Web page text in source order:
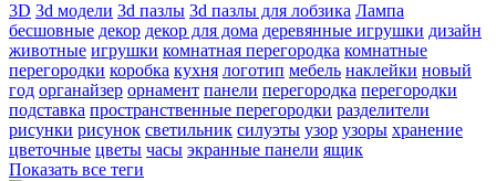
3D 3d модели 3d пазлы 3d пазлы для лобзика Лампа
бесшовные декор декор для дома деревянные игрушки дизайн
животные игрушки комнатная перегородка комнатные
перегородки коробка кухня логотип мебель наклейки новый
год органайзер орнамент панели перегородка перегородки
подставка пространственные перегородки разделители
рисунки рисунок светильник силуэты узор узоры хранение
цветочные цветы часы экранные панели ящик
Показать все теги